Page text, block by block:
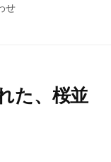
せ
た、桜並